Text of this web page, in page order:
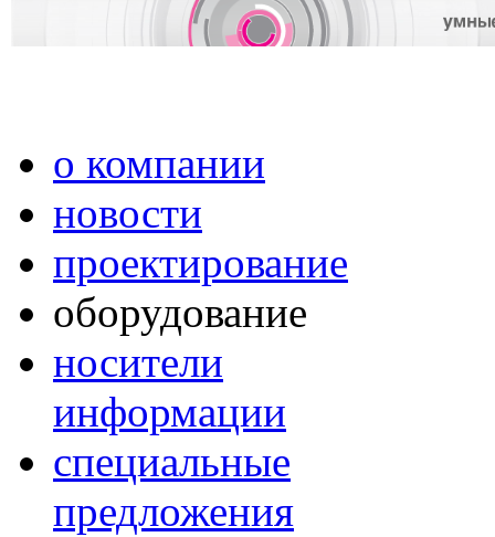
о компании
новости
проектирование
оборудование
носители
информации
специальные
предложения